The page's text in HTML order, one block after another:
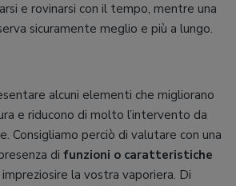
e rovinarsi con il tempo, mentre una
sicuramente meglio e più a lungo.
alcuni elementi che migliorano
e riducono di molto l’intervento da
Consigliamo perciò di valutare con una
di funzioni o caratteristiche
la vostra vaporiera. Di